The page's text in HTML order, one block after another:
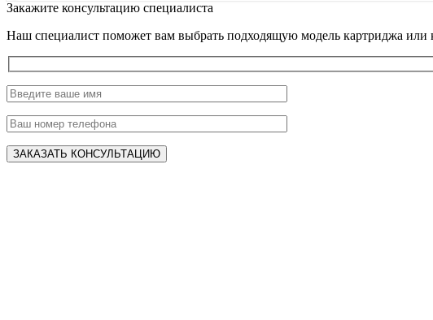
Закажите консультацию специалиста
Наш специалист поможет вам выбрать подходящую модель картриджа